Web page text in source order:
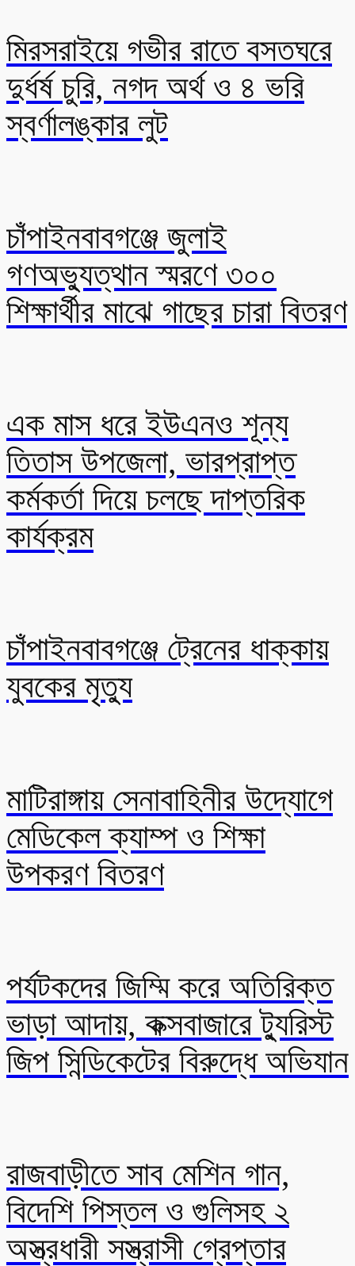
মিরসরাইয়ে গভীর রাতে বসতঘরে
দুর্ধর্ষ চুরি, নগদ অর্থ ও ৪ ভরি
স্বর্ণালঙ্কার লুট
চাঁপাইনবাবগঞ্জে জুলাই
গণঅভ্যুত্থান স্মরণে ৩০০
শিক্ষার্থীর মাঝে গাছের চারা বিতরণ
এক মাস ধরে ইউএনও শূন্য
তিতাস উপজেলা, ভারপ্রাপ্ত
কর্মকর্তা দিয়ে চলছে দাপ্তরিক
কার্যক্রম
চাঁপাইনবাবগঞ্জে ট্রেনের ধাক্কায়
যুবকের মৃত্যু
মাটিরাঙ্গায় সেনাবাহিনীর উদ্যোগে
মেডিকেল ক্যাম্প ও শিক্ষা
উপকরণ বিতরণ
পর্যটকদের জিম্মি করে অতিরিক্ত
ভাড়া আদায়, কক্সবাজারে ট্যুরিস্ট
জিপ সিন্ডিকেটের বিরুদ্ধে অভিযান
রাজবাড়ীতে সাব মেশিন গান,
বিদেশি পিস্তল ও গুলিসহ ২
অস্ত্রধারী সস্ত্রাসী গ্রেপ্তার